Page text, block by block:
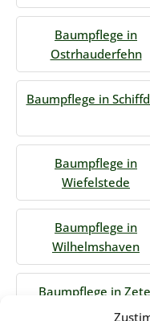
Baumpflege in
Ostrhauderfehn
Baumpflege in
Baumpflege in
Wiefelstede
Baumpflege in
Wilhelmshaven
Baumpflege in